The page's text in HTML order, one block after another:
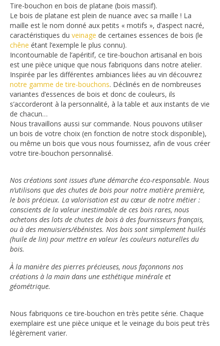
Tire-bouchon en bois de platane (bois massif).
Le bois de platane est plein de nuance avec sa maille ! La
maille est le nom donné aux petits « motifs », d’aspect nacré,
caractéristiques du veinage de certaines essences de bois (le
chêne étant l’exemple le plus connu).
Incontournable de l’apéritif, ce tire-bouchon artisanal en bois
est une pièce unique que nous fabriquons dans notre atelier.
Inspirée par les différentes ambiances liées au vin découvrez
notre gamme de tire-bouchons. Déclinés en de nombreuses
variantes d’essences de bois et donc de couleurs, ils
s’accorderont à la personnalité, à la table et aux instants de vie
de chacun…
Nous travaillons aussi sur commande. Nous pouvons utiliser
un bois de votre choix (en fonction de notre stock disponible),
ou même un bois que vous nous fournissez, afin de vous créer
votre tire-bouchon personnalisé.
Nos créations sont issues d’une démarche éco-responsable. Nous
n’utilisons que des chutes de bois pour notre matière première,
le bois précieux. La valorisation est au cœur de notre métier :
conscients de la valeur inestimable de ces bois rares, nous
achetons des lots de chutes de bois à des fournisseurs français,
ou à des menuisiers/ébénistes. Nos bois sont simplement huilés
(huile de lin) pour mettre en valeur les couleurs naturelles du
bois.
À la manière des pierres précieuses, nous façonnons nos
créations à la main dans une esthétique minérale et
géométrique.
Nous fabriquons ce tire-bouchon en très petite série. Chaque
exemplaire est une pièce unique et le veinage du bois peut très
légèrement varier.